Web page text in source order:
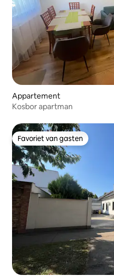
Appartement
Kosbor apartman
Favoriet van gasten
Favoriet van gasten